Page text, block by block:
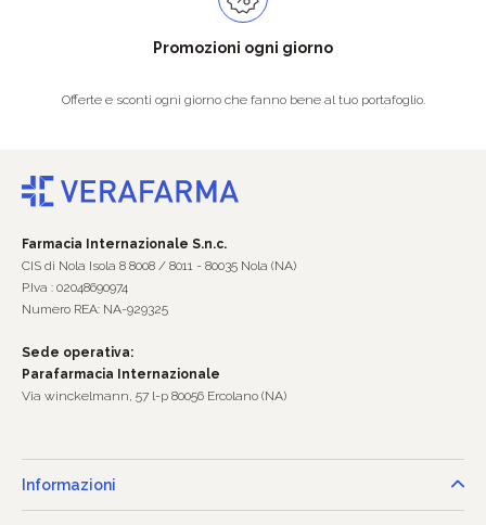
Promozioni ogni giorno
Offerte e sconti ogni giorno che fanno bene al tuo portafoglio.
Farmacia Internazionale S.n.c.
CIS di Nola Isola 8 8008 / 8011 - 80035 Nola (NA)
P.Iva : 02048690974
Numero REA: NA-929325
Sede operativa:
Parafarmacia Internazionale
Via winckelmann, 57 l-p 80056 Ercolano (NA)
Informazioni